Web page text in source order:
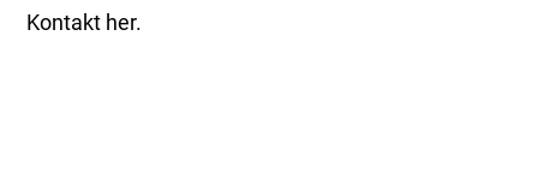
Kontakt her.